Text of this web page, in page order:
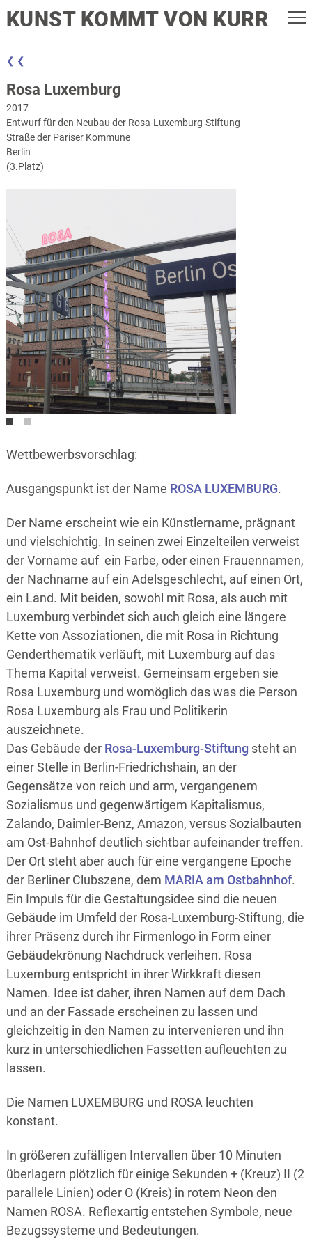
KUNST KOMMT VON KURR
❮ ❮
Rosa Luxemburg
2017
Entwurf für den Neubau der Rosa-Luxemburg-Stiftung
Straße der Pariser Kommune
Berlin
(3.Platz)
Wettbewerbsvorschlag:
Ausgangspunkt ist der Name ROSA LUXEMBURG.
Der Name erscheint wie ein Künstlername, prägnant
und vielschichtig. In seinen zwei Einzelteilen verweist
der Vorname auf ein Farbe, oder einen Frauennamen,
der Nachname auf ein Adelsgeschlecht, auf einen Ort,
ein Land. Mit beiden, sowohl mit Rosa, als auch mit
Luxemburg verbindet sich auch gleich eine längere
Kette von Assoziationen, die mit Rosa in Richtung
Genderthematik verläuft, mit Luxemburg auf das
Thema Kapital verweist. Gemeinsam ergeben sie
Rosa Luxemburg und womöglich das was die Person
Rosa Luxemburg als Frau und Politikerin
auszeichnete.
Das Gebäude der Rosa-Luxemburg-Stiftung steht an
einer Stelle in Berlin-Friedrichshain, an der
Gegensätze von reich und arm, vergangenem
Sozialismus und gegenwärtigem Kapitalismus,
Zalando, Daimler-Benz, Amazon, versus Sozialbauten
am Ost-Bahnhof deutlich sichtbar aufeinander treffen.
Der Ort steht aber auch für eine vergangene Epoche
der Berliner Clubszene, dem MARIA am Ostbahnhof.
Ein Impuls für die Gestaltungsidee sind die neuen
Gebäude im Umfeld der Rosa-Luxemburg-Stiftung, die
ihrer Präsenz durch ihr Firmenlogo in Form einer
Gebäudekrönung Nachdruck verleihen. Rosa
Luxemburg entspricht in ihrer Wirkkraft diesen
Namen. Idee ist daher, ihren Namen auf dem Dach
und an der Fassade erscheinen zu lassen und
gleichzeitig in den Namen zu intervenieren und ihn
kurz in unterschiedlichen Fassetten aufleuchten zu
lassen.
Die Namen LUXEMBURG und ROSA leuchten
konstant.
In größeren zufälligen Intervallen über 10 Minuten
überlagern plötzlich für einige Sekunden + (Kreuz) II (2
parallele Linien) oder O (Kreis) in rotem Neon den
Namen ROSA. Reflexartig entstehen Symbole, neue
Bezugssysteme und Bedeutungen.